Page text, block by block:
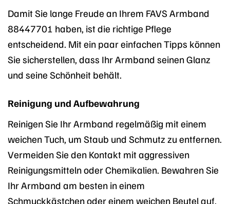
Damit Sie lange Freude an Ihrem FAVS Armband
88447701 haben, ist die richtige Pflege
entscheidend. Mit ein paar einfachen Tipps können
Sie sicherstellen, dass Ihr Armband seinen Glanz
und seine Schönheit behält.
Reinigung und Aufbewahrung
Reinigen Sie Ihr Armband regelmäßig mit einem
weichen Tuch, um Staub und Schmutz zu entfernen.
Vermeiden Sie den Kontakt mit aggressiven
Reinigungsmitteln oder Chemikalien. Bewahren Sie
Ihr Armband am besten in einem
Schmuckkästchen oder einem weichen Beutel auf,